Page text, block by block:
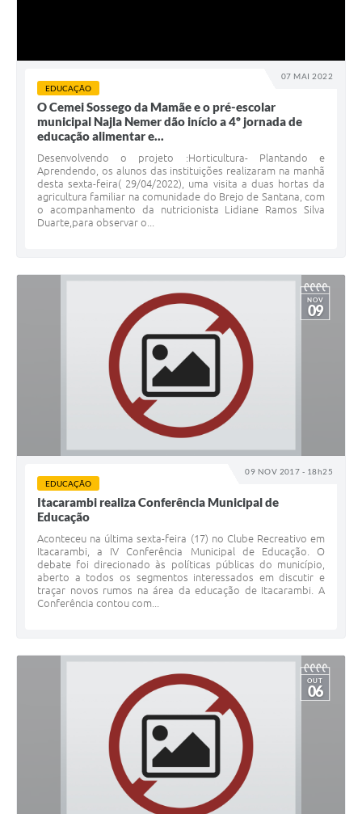
07 MAI 2022
EDUCAÇÃO
O Cemei Sossego da Mamãe e o pré-escolar
municipal Najla Nemer dão início a 4º jornada de
educação alimentar e...
Desenvolvendo o projeto :Horticultura- Plantando e
Aprendendo, os alunos das instituições realizaram na manhã
desta sexta-feira( 29/04/2022), uma visita a duas hortas da
agricultura familiar na comunidade do Brejo de Santana, com
o acompanhamento da nutricionista Lidiane Ramos Silva
Duarte,para observar o...
09 NOV 2017 - 18h25
NOV
09
EDUCAÇÃO
Itacarambi realiza Conferência Municipal de
Educação
Aconteceu na última sexta-feira (17) no Clube Recreativo em
Itacarambi, a IV Conferência Municipal de Educação. O
debate foi direcionado às políticas públicas do município,
aberto a todos os segmentos interessados em discutir e
traçar novos rumos na área da educação de Itacarambi. A
Conferência contou com...
OUT
06